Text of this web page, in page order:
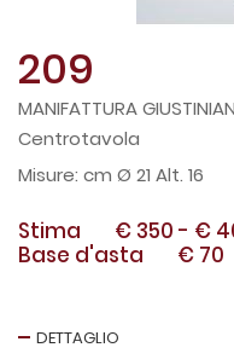
209
MANIFATTURA
Centrotavola
cm Ø 21 Alt. 16
Stima € 350 - €
Base d'asta
€ 70
DETTAGLIO